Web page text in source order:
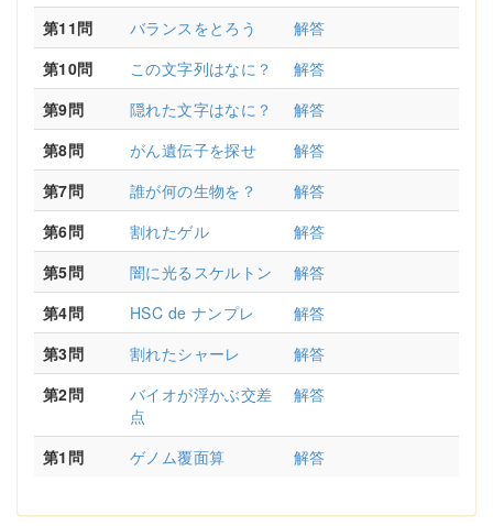
第11問
バランスをとろう
解答
第10問
この文字列はなに？
解答
第9問
隠れた文字はなに？
解答
第8問
がん遺伝子を探せ
解答
第7問
誰が何の生物を？
解答
第6問
割れたゲル
解答
第5問
闇に光るスケルトン
解答
第4問
HSC de ナンプレ
解答
第3問
割れたシャーレ
解答
第2問
バイオが浮かぶ交差
点
解答
第1問 ゲノム覆面算 解答